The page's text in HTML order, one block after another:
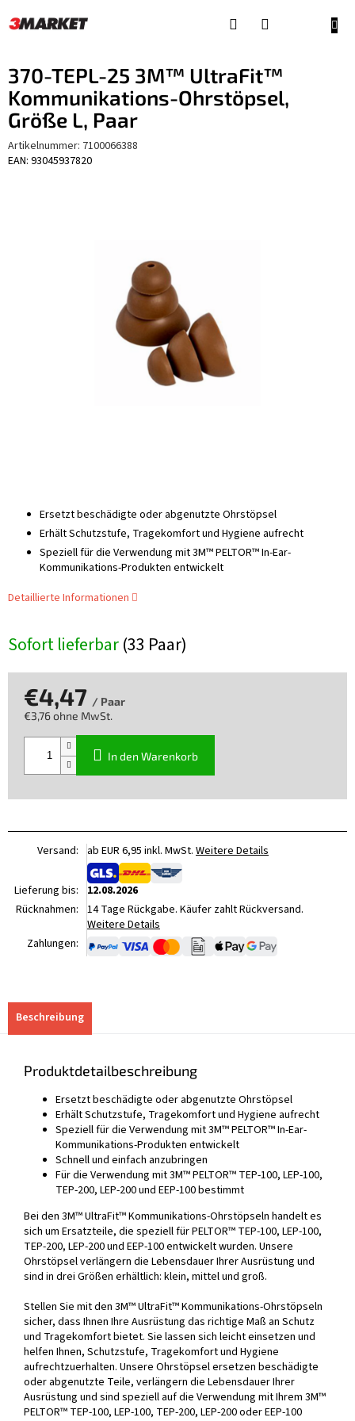
Inhalt
370-TEPL-25 3M™ UltraFit™
Kommunikations-Ohrstöpsel,
Größe L, Paar
Artikelnummer: 7100066388
EAN: 93045937820
Sofort lieferbar(33 Paar)
Ersetzt beschädigte oder abgenutzte Ohrstöpsel
Erhält Schutzstufe, Tragekomfort und Hygiene aufrecht
Speziell für die Verwendung mit 3M™ PELTOR™ In-Ear-
Kommunikations-Produkten entwickelt
Detaillierte Informationen
€4,47 / Paar
€3,76 ohne MwSt.
In den Warenkorb
Versand: ab EUR 6,95 inkl. MwSt. Weitere Details
Lieferung bis:
12.08.2026
Rücknahmen: 14 Tage Rückgabe. Käufer zahlt Rückversand.
Weitere Details
Zahlungen:
Beschreibung
Produktdetailbeschreibung
Ersetzt beschädigte oder abgenutzte Ohrstöpsel
Erhält Schutzstufe, Tragekomfort und Hygiene aufrecht
Speziell für die Verwendung mit 3M™ PELTOR™ In-Ear-
Kommunikations-Produkten entwickelt
Schnell und einfach anzubringen
Für die Verwendung mit 3M™ PELTOR™ TEP-100, LEP-100,
TEP-200, LEP-200 und EEP-100 bestimmt
Bei den 3M™ UltraFit™ Kommunikations-Ohrstöpseln handelt es
sich um Ersatzteile, die speziell für PELTOR™ TEP-100, LEP-100,
TEP-200, LEP-200 und EEP-100 entwickelt wurden. Unsere
Ohrstöpsel verlängern die Lebensdauer Ihrer Ausrüstung und
sind in drei Größen erhältlich: klein, mittel und groß.
Stellen Sie mit den 3M™ UltraFit™ Kommunikations-Ohrstöpseln
sicher, dass Ihnen Ihre Ausrüstung das richtige Maß an Schutz
und Tragekomfort bietet. Sie lassen sich leicht einsetzen und
helfen Ihnen, Schutzstufe, Tragekomfort und Hygiene
aufrechtzuerhalten. Unsere Ohrstöpsel ersetzen beschädigte
oder abgenutzte Teile, verlängern die Lebensdauer Ihrer
Ausrüstung und sind speziell auf die Verwendung mit Ihrem 3M™
PELTOR™ TEP-100, LEP-100, TEP-200, LEP-200 oder EEP-100